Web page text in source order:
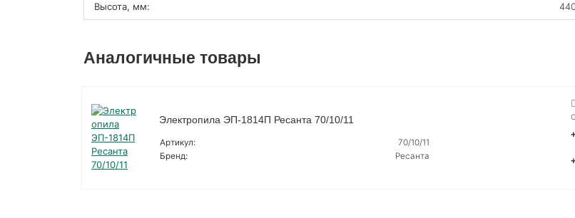
Высота, мм:
Аналогичные товары
Электропила ЭП-1814П Ресанта 70/10/11
Артикул:
70/10/11
Бренд:
Ресанта